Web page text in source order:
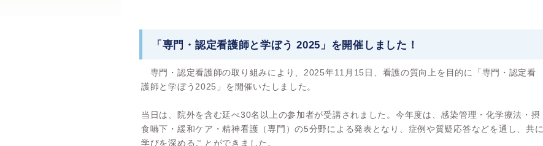
「専門・認定看護師と学ぼう 2025」を開催しました！
専門・認定看護師の取り組みにより、2025年11月15日、看護の質向上を目的に「専門・認定看
護師と学ぼう2025」を開催いたしました。
当日は、院外を含む延べ30名以上の参加者が受講されました。今年度は、感染管理・化学療法・摂
食嚥下・緩和ケア・精神看護（専門）の5分野による発表となり、症例や質疑応答などを通し、共に
学びを深めることができました。